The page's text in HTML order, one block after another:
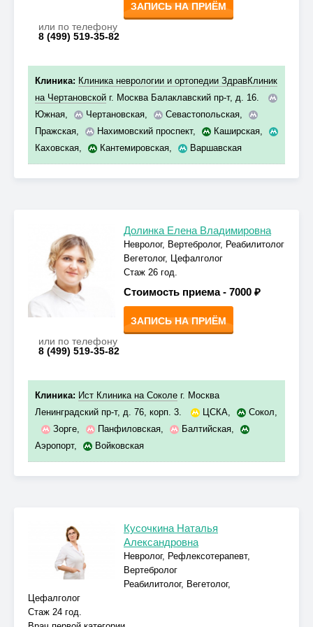
ЗАПИСЬ НА ПРИЁМ
или по телефону
8 (499) 519-35-82
Клиника: Клиника неврологии и ортопедии ЗдравКлиник
на Чертановской г. Москва Балаклавский пр-т, д. 16.
Южная, Чертановская, Севастопольская,
Пражская, Нахимовский проспект, Каширская,
Каховская, Кантемировская, Варшавская
Долинка Елена Владимировна
Невролог, Вертебролог, Реабилитолог
Вегетолог, Цефалголог
Стаж 26 год.
Стоимость приема - 7000 ₽
ЗАПИСЬ НА ПРИЁМ
или по телефону
8 (499) 519-35-82
Клиника: Ист Клиника на Соколе г. Москва
Ленинградский пр-т, д. 76, корп. 3.
ЦСКА, Сокол,
Зорге, Панфиловская, Балтийская,
Аэропорт, Войковская
Кусочкина Наталья
Александровна
Невролог, Рефлексотерапевт,
Вертебролог
Реабилитолог, Вегетолог,
Цефалголог
Стаж 24 год.